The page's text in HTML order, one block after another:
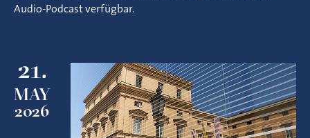
Audio-Podcast verfügbar.
21.
MAY
2026